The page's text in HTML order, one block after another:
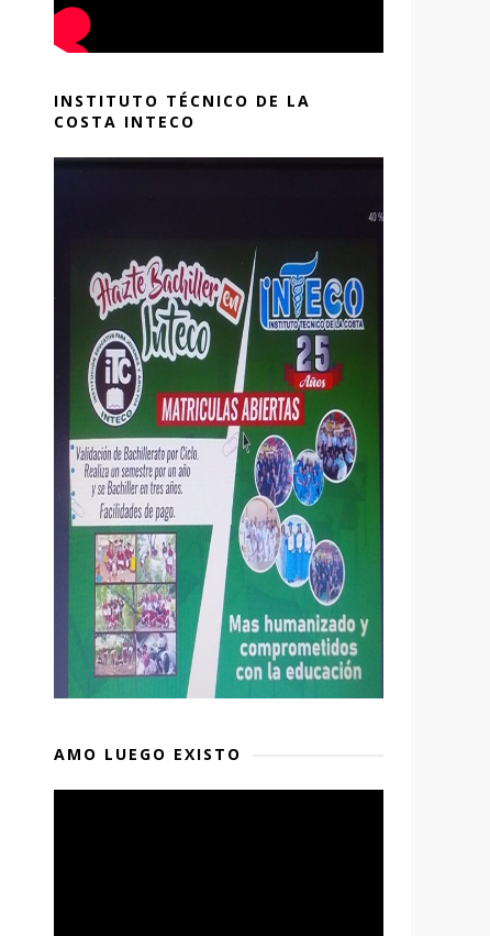
INSTITUTO TÉCNICO DE LA
COSTA INTECO
AMO LUEGO EXISTO